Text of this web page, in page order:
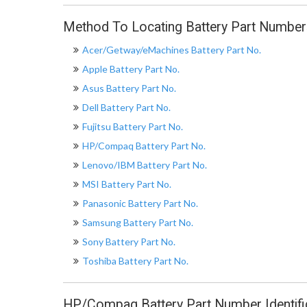
Method To Locating Battery Part
Acer/Getway/eMachines Battery Part No.
Apple Battery Part No.
Asus Battery Part No.
Dell Battery Part No.
Fujitsu Battery Part No.
HP/Compaq Battery Part No.
Lenovo/IBM Battery Part No.
MSI Battery Part No.
Panasonic Battery Part No.
Samsung Battery Part No.
Sony Battery Part No.
Toshiba Battery Part No.